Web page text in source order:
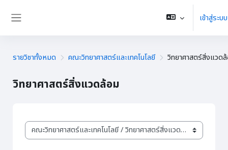
เข้าสู่ระบบ
รายวิชาทั้งหมด คณะวิทยาศาสตร์และเทคโนโลยี วิทยาศาสตร์สิ่งแวด
วิทยาศาสตร์สิ่งแวดล้อม
ประเภทของรายวิชา